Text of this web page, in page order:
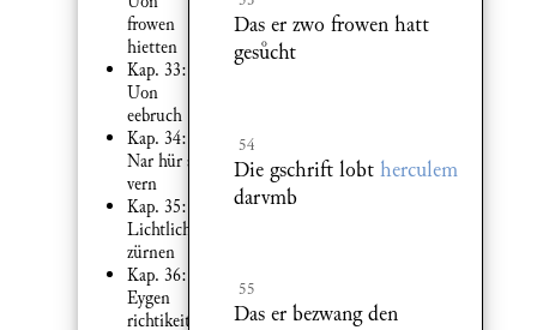
frowen
hietten
Kap. 33:
Uon
eebruch
Kap. 34:
Nar hür als
vern
Kap. 35:
Lichtlich
zürnen
Kap. 36:
Eygen
richtikeit
Das er zwo frowen hatt
gescht
54
Die gschrift lobt herculem
darvmb
55
Das er bezwang den